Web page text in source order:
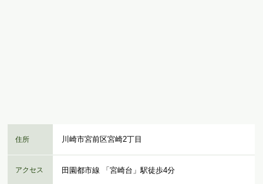
住所 川崎市宮前区宮崎2丁目
アクセス 田園都市線 「宮崎台」駅徒歩4分